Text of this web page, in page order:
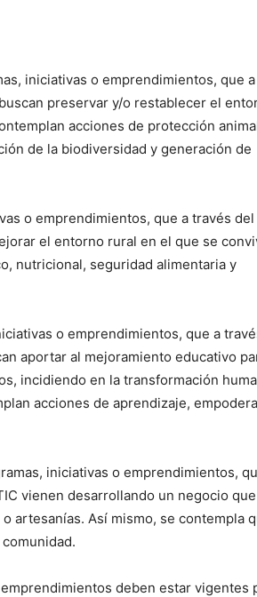
Acerca
Vincúlate
Mi Cuenta
iniciativas o emprendimientos, que
preservar y/o restablecer el
acciones de protección
de la biodiversidad y generación de
o emprendimientos, que a través
el entorno rural en el que se
nutricional, seguridad alimentaria y
o emprendimientos, que a
aportar al mejoramiento educativo
incidiendo en la transformación
acciones de aprendizaje,
iniciativas o emprendimientos,
vienen desarrollando un negocio
artesanías. Así mismo, se contempla
deben estar vigentes